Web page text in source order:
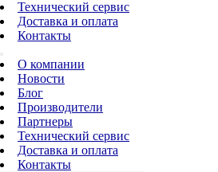
Технический сервис
Доставка и оплата
Контакты
О компании
Новости
Блог
Производители
Партнеры
Технический сервис
Доставка и оплата
Контакты